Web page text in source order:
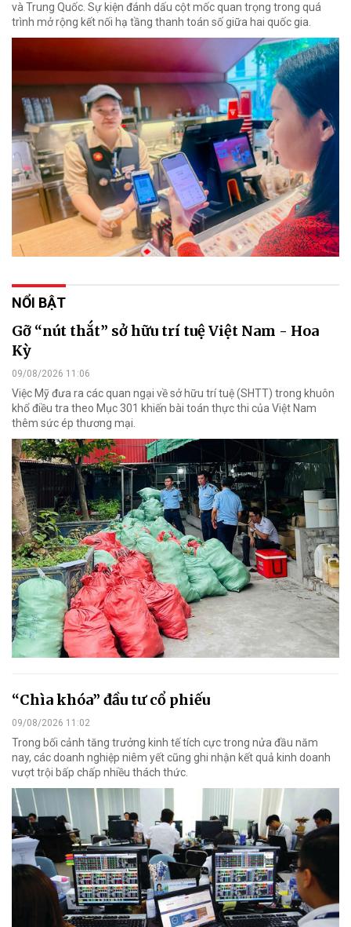
và Trung Quốc. Sự kiện đánh dấu cột mốc quan trọng trong quá
trình mở rộng kết nối hạ tầng thanh toán số giữa hai quốc gia.
NỔI BẬT
Gỡ “nút thắt” sở hữu trí tuệ Việt Nam - Hoa
Kỳ
09/08/2026 11:06
Việc Mỹ đưa ra các quan ngại về sở hữu trí tuệ (SHTT) trong khuôn
khổ điều tra theo Mục 301 khiến bài toán thực thi của Việt Nam
thêm sức ép thương mại.
“Chìa khóa” đầu tư cổ phiếu
09/08/2026 11:02
Trong bối cảnh tăng trưởng kinh tế tích cực trong nửa đầu năm
nay, các doanh nghiệp niêm yết cũng ghi nhận kết quả kinh doanh
vượt trội bấp chấp nhiều thách thức.